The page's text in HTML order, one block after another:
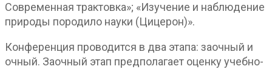
Современная трактовка»; «Изучение и наблюдение
природы породило науки (Цицерон)».
Конференция проводится в два этапа: заочный и
очный. Заочный этап предполагает оценку учебно-